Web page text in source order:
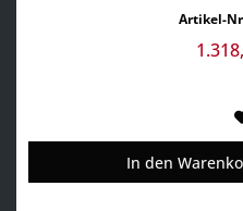
Schalter
Gussplatten 2 Platten
Artikel-
In den